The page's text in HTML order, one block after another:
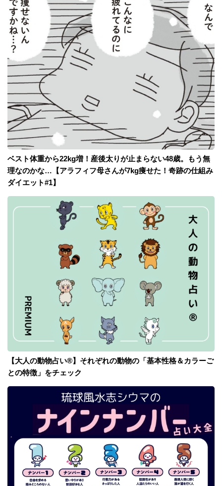
ベスト体重から22kg増！産後太りが止まらない48歳。もう無
理なのかな…【アラフィフ母さんが7kg痩せた！奇跡の仕組み
ダイエット#1】
【大人の動物占い®】それぞれの動物の「基本性格＆カラーご
との特徴」をチェック